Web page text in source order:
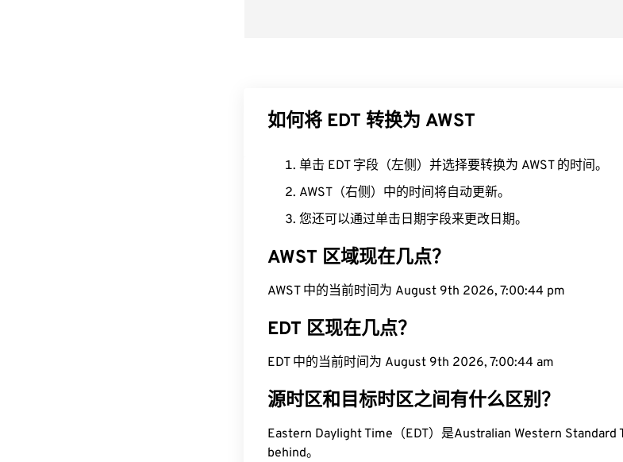
如何将 EDT 转换为 AWST
单击 EDT 字段（左侧）并选择要转换为 AWST 的时间。
AWST（右侧）中的时间将自动更新。
您还可以通过单击日期字段来更改日期。
AWST 区域现在几点？
AWST 中的当前时间为 August 9th 2026, 7:00:45 pm
EDT 区现在几点？
EDT 中的当前时间为 August 9th 2026, 7:00:45 am
源时区和目标时区之间有什么区别？
Eastern Daylight Time（EDT）是Australian Western Standard
behind。